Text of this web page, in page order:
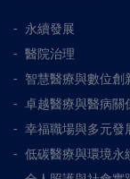
永續發展
醫院治理
智慧醫療與數位創
卓越醫療與醫病關
幸福職場與多元發
低碳醫療與環境永